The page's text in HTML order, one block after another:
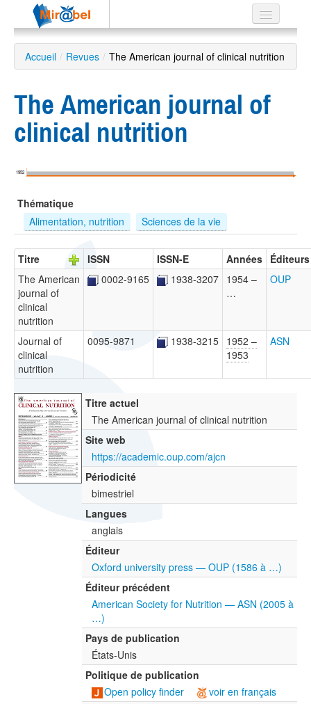
Le réseau
Soutien
Recherche
EN
ES
?
Accueil / Revues / The American journal of clinical nutrition
The American journal of
clinical nutrition
1952
Thématique
Alimentation, nutrition
Sciences de la vie
Titre ISSN ISSN-E Années Éditeurs
The American
journal of
clinical
nutrition
0002-9165 1938-3207 1954 –
…
OUP
Journal of
clinical
nutrition
0095-9871 1938-3215 1952 –
1953
ASN
Titre actuel
The American journal of clinical nutrition
Site web
https://academic.oup.com/ajcn
Périodicité
bimestriel
Langues
anglais
Éditeur
Oxford university press — OUP (1586 à …)
Éditeur précédent
American Society for Nutrition — ASN (2005 à
…)
Pays de publication
États-Unis
Politique de publication
Open policy finder
voir en français